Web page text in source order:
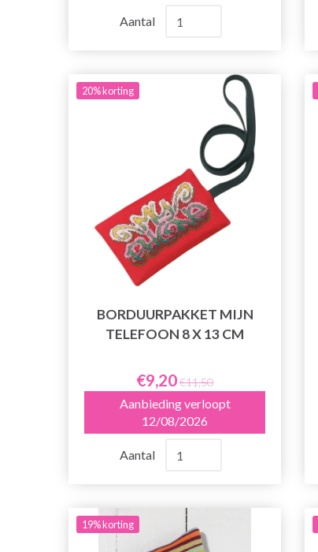
Aantal
20% korting
BORDUURPAKKET MIJN
TELEFOON 8 X 13 CM
€9,20€11,50
Aanbieding verloopt
12/08/2026
Aantal
19% korting